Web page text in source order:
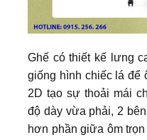
Ghế có thiết kế lưng
giống hình chiếc lá để
2D tạo sự thoải mái
độ dày vừa phải, 2
hơn phần giữa ôm